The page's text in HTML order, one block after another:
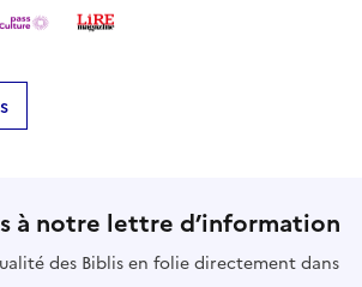
à notre lettre d’information
des Biblis en folie directement dans